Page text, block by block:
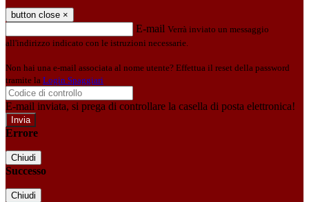
button close ×
E-mail Verrà inviato un messaggio
all'indirizzo indicato con le istruzioni necessarie.
Non hai una e-mail associata al nome utente? Effettua il reset della password
tramite la Login Spaggiari
E-mail inviata, si prega di controllare la casella di posta elettronica!
Errore
Chiudi
Successo
Chiudi